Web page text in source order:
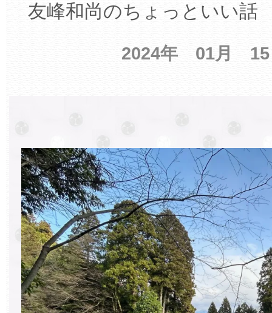
友峰和尚のちょっといい話
2024年 01月